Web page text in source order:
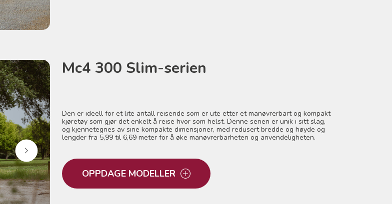
Mc4 300 Slim-serien
Den er ideell for et lite antall reisende som er ute etter et manøvrerbart og kompakt
kjøretøy som gjør det enkelt å reise hvor som helst. Denne serien er unik i sitt slag,
og kjennetegnes av sine kompakte dimensjoner, med redusert bredde og høyde og
lengder fra 5,99 til 6,69 meter for å øke manøvrerbarheten og anvendeligheten.
OPPDAGE MODELLER